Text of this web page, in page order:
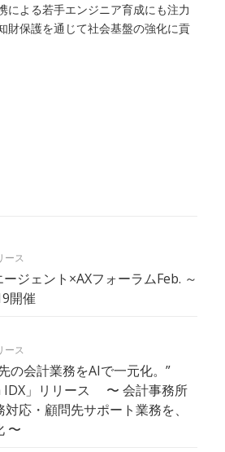
による若手エンジニア育成にも注力
財保護を通じて社会基盤の強化に貢
ース
ジェント×AXフォーラムFeb. ～
開催
ース
の会計業務をAIで一元化。”
IDX」リリース 〜 会計事務所
応・顧問先サポート業務を、
〜